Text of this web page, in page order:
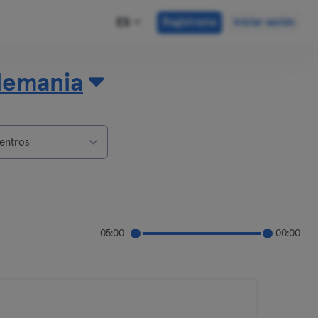
Registrarse Iniciar sesión
05:00 00:00